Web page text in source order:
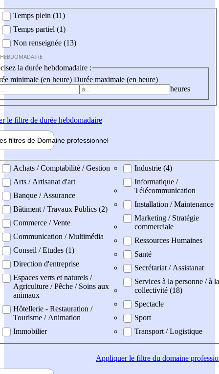
Temps plein (11)
Temps partiel (1)
Non renseignée (13)
la durée hebdomadaire :
minimale (en heure) Durée maximale (en heure)
heures
le filtre de durée hebdomadaire
filtres de Domaine professionnel
professionel
Achats / Comptabilité / Gestion
Arts / Artisanat d'art
Banque / Assurance
Bâtiment / Travaux Publics (2)
Commerce / Vente
Communication / Multimédia
Conseil / Etudes (1)
Direction d'entreprise
Espaces verts et naturels /
Agriculture / Pêche / Soins aux
animaux
Hôtellerie - Restauration /
Tourisme / Animation
Immobilier
Industrie (4)
Informatique /
Télécommunication
Installation / Maintenance
Marketing / Stratégie
commerciale
Ressources Humaines
Santé
Secrétariat / Assistanat
Services à la personne / à la
collectivité (18)
Spectacle
Sport
Transport / Logistique
Appliquerle filtre du domaine